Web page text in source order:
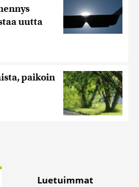
uutta
paikoin
Luetuimmat